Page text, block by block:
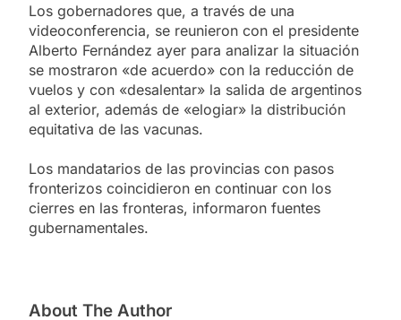
Los gobernadores que, a través de una
videoconferencia, se reunieron con el presidente
Alberto Fernández ayer para analizar la situación
se mostraron «de acuerdo» con la reducción de
vuelos y con «desalentar» la salida de argentinos
al exterior, además de «elogiar» la distribución
equitativa de las vacunas.
Los mandatarios de las provincias con pasos
fronterizos coincidieron en continuar con los
cierres en las fronteras, informaron fuentes
gubernamentales.
About The Author